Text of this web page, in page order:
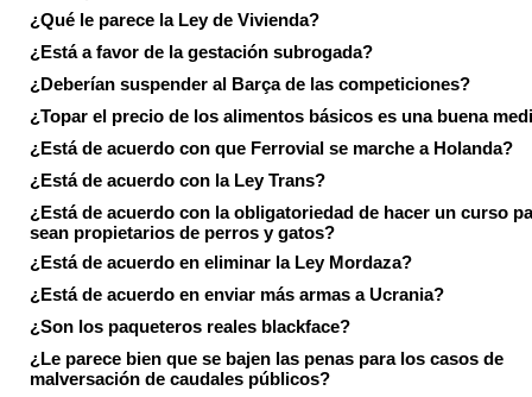
¿Qué le parece la Ley de Vivienda?
¿Está a favor de la gestación subrogada?
¿Deberían suspender al Barça de las competiciones?
¿Topar el precio de los alimentos básicos es una buena
¿Está de acuerdo con que Ferrovial se marche a Holanda?
¿Está de acuerdo con la Ley Trans?
¿Está de acuerdo con la obligatoriedad de hacer un curso
sean propietarios de perros y gatos?
¿Está de acuerdo en eliminar la Ley Mordaza?
¿Está de acuerdo en enviar más armas a Ucrania?
¿Son los paqueteros reales blackface?
¿Le parece bien que se bajen las penas para los casos de
malversación de caudales públicos?